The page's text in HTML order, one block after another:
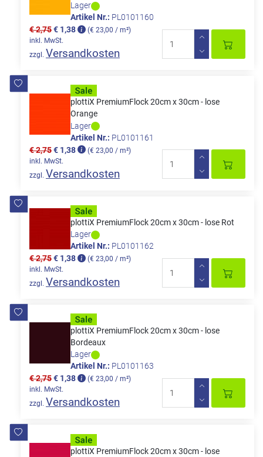
Lager
Artikel Nr.: PL0101160
€ 2,75€ 1,38
(€ 23,00 / m²)
inkl. MwSt.
zzgl. Versandkosten
plottiX PremiumFlock 20cm x 30cm - lose
Orange
Lager
Artikel Nr.: PL0101161
€ 2,75€ 1,38
(€ 23,00 / m²)
inkl. MwSt.
zzgl. Versandkosten
plottiX PremiumFlock 20cm x 30cm - lose Rot
Lager
Artikel Nr.: PL0101162
€ 2,75€ 1,38
(€ 23,00 / m²)
inkl. MwSt.
zzgl. Versandkosten
plottiX PremiumFlock 20cm x 30cm - lose
Bordeaux
Lager
Artikel Nr.: PL0101163
€ 2,75€ 1,38
(€ 23,00 / m²)
inkl. MwSt.
zzgl. Versandkosten
plottiX PremiumFlock 20cm x 30cm - lose